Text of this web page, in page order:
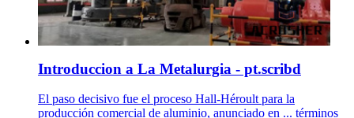
Introduccion a La Metalurgia - pt.scribd
El paso decisivo fue el proceso Hall-Héroult para la
producción comercial de aluminio, anunciado en ... términos